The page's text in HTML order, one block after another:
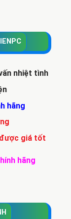
nhiệt tình
hãng
được giá tốt
hãng